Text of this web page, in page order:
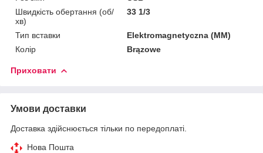
Швидкість обертання (об/
хв)
33 1/3
Тип вставки
Elektromagnetyczna (MM)
Колір
Brązowe
Приховати
Умови доставки
Доставка здійснюється тільки по передоплаті.
Нова Пошта